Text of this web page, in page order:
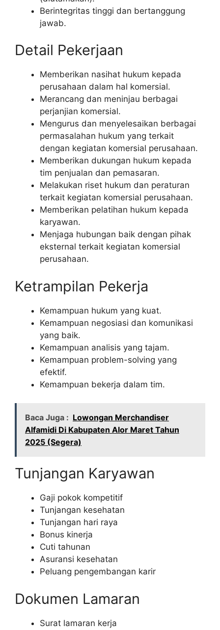
Berintegritas tinggi dan bertanggung
jawab.
Detail Pekerjaan
Memberikan nasihat hukum kepada
perusahaan dalam hal komersial.
Merancang dan meninjau berbagai
perjanjian komersial.
Mengurus dan menyelesaikan berbagai
permasalahan hukum yang terkait
dengan kegiatan komersial perusahaan.
Memberikan dukungan hukum kepada
tim penjualan dan pemasaran.
Melakukan riset hukum dan peraturan
terkait kegiatan komersial perusahaan.
Memberikan pelatihan hukum kepada
karyawan.
Menjaga hubungan baik dengan pihak
eksternal terkait kegiatan komersial
perusahaan.
Ketrampilan Pekerja
Kemampuan hukum yang kuat.
Kemampuan negosiasi dan komunikasi
yang baik.
Kemampuan analisis yang tajam.
Kemampuan problem-solving yang
efektif.
Kemampuan bekerja dalam tim.
Baca Juga : Lowongan Merchandiser
Alfamidi Di Kabupaten Alor Maret Tahun
2025 (Segera)
Tunjangan Karyawan
Gaji pokok kompetitif
Tunjangan kesehatan
Tunjangan hari raya
Bonus kinerja
Cuti tahunan
Asuransi kesehatan
Peluang pengembangan karir
Dokumen Lamaran
Surat lamaran kerja